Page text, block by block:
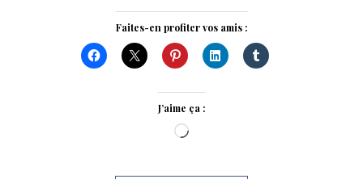
Faites-en profiter vos amis :
J’aime ça :
Chargement…